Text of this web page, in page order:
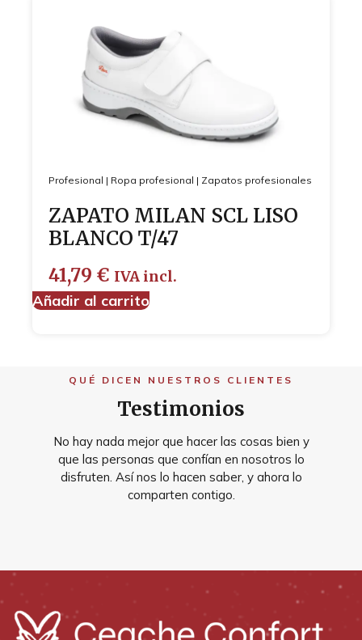
Profesional | Ropa profesional | Zapatos profesionales
ZAPATO MILAN SCL LISO
BLANCO T/47
41,79 € IVA incl.
Añadir al carrito
QUÉ DICEN NUESTROS CLIENTES
Testimonios
No hay nada mejor que hacer las cosas bien y
que las personas que confían en nosotros lo
disfruten. Así nos lo hacen saber, y ahora lo
comparten contigo.